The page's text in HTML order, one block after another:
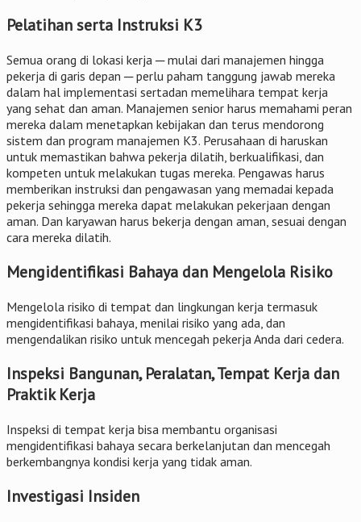
Pelatihan serta Instruksi K3
Semua orang di lokasi kerja ─ mulai dari manajemen hingga
pekerja di garis depan ─ ​​perlu paham tanggung jawab mereka
dalam hal implementasi sertadan memelihara tempat kerja
yang sehat dan aman. Manajemen senior harus memahami peran
mereka dalam menetapkan kebijakan dan terus mendorong
sistem dan program manajemen K3. Perusahaan di haruskan
untuk memastikan bahwa pekerja dilatih, berkualifikasi, dan
kompeten untuk melakukan tugas mereka. Pengawas harus
memberikan instruksi dan pengawasan yang memadai kepada
pekerja sehingga mereka dapat melakukan pekerjaan dengan
aman. Dan karyawan harus bekerja dengan aman, sesuai dengan
cara mereka dilatih.
Mengidentifikasi Bahaya dan Mengelola Risiko
Mengelola risiko di tempat dan lingkungan kerja termasuk
mengidentifikasi bahaya, menilai risiko yang ada, dan
mengendalikan risiko untuk mencegah pekerja Anda dari cedera.
Inspeksi Bangunan, Peralatan, Tempat Kerja dan
Praktik Kerja
Inspeksi di tempat kerja bisa membantu organisasi
mengidentifikasi bahaya secara berkelanjutan dan mencegah
berkembangnya kondisi kerja yang tidak aman.
Investigasi Insiden